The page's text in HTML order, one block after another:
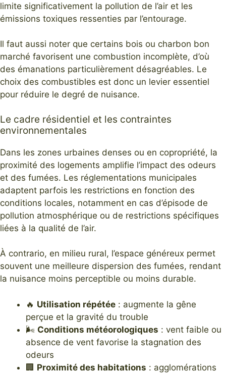
limite significativement la pollution de l’air et les
émissions toxiques ressenties par l’entourage.
Il faut aussi noter que certains bois ou charbon bon
marché favorisent une combustion incomplète, d’où
des émanations particulièrement désagréables. Le
choix des combustibles est donc un levier essentiel
pour réduire le degré de nuisance.
Le cadre résidentiel et les contraintes
environnementales
Dans les zones urbaines denses ou en copropriété, la
proximité des logements amplifie l’impact des odeurs
et des fumées. Les réglementations municipales
adaptent parfois les restrictions en fonction des
conditions locales, notamment en cas d’épisode de
pollution atmosphérique ou de restrictions spécifiques
liées à la qualité de l’air.
À contrario, en milieu rural, l’espace généreux permet
souvent une meilleure dispersion des fumées, rendant
la nuisance moins perceptible ou moins durable.
🔥 Utilisation répétée : augmente la gêne
perçue et la gravité du trouble
🌬️ Conditions météorologiques : vent faible ou
absence de vent favorise la stagnation des
odeurs
🏢 Proximité des habitations : agglomérations